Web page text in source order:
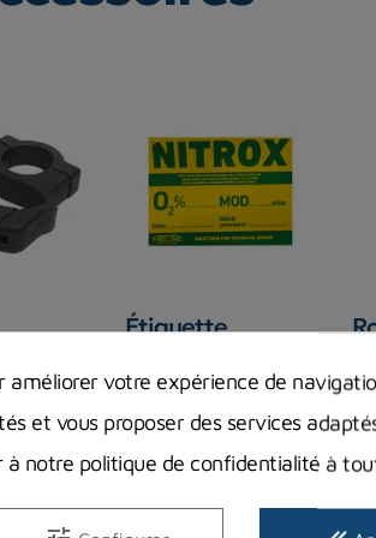
Étiquette
autocollant pour
Prix
4,33 €
En stock magasin
améliorer votre expérience de
et vous proposer des services
notre politique de confidentialité à